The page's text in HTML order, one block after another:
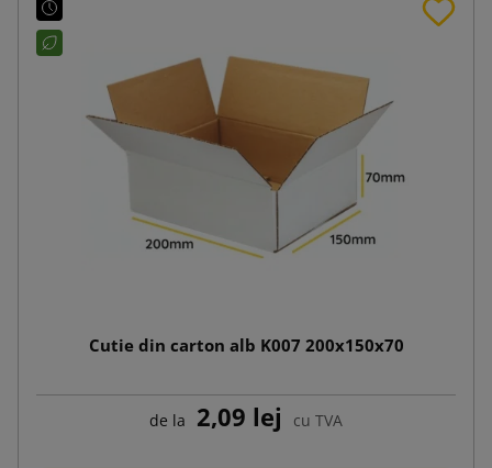
Cutie din carton alb K007 200x150x70
de la 2,09 lej cu TVA